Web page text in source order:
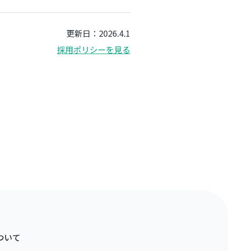
更新日：2026.4.1
採用ポリシーを見る
いて